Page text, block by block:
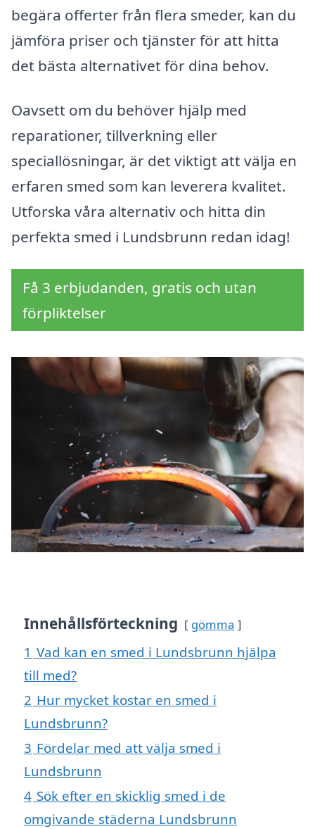
begära offerter från flera smeder, kan du
jämföra priser och tjänster för att hitta
det bästa alternativet för dina behov.
Oavsett om du behöver hjälp med
reparationer, tillverkning eller
speciallösningar, är det viktigt att välja en
erfaren smed som kan leverera kvalitet.
Utforska våra alternativ och hitta din
perfekta smed i Lundsbrunn redan idag!
Få 3 erbjudanden, gratis och utan
förpliktelser
Innehållsförteckning gömma
1 Vad kan en smed i Lundsbrunn hjälpa
till med?
2 Hur mycket kostar en smed i
Lundsbrunn?
3 Fördelar med att välja smed i
Lundsbrunn
4 Sök efter en skicklig smed i de
omgivande städerna Lundsbrunn